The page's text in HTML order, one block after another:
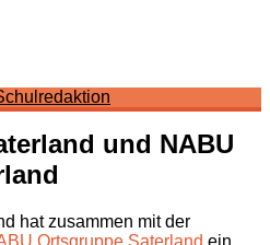
und NABU
hat zusammen mit der